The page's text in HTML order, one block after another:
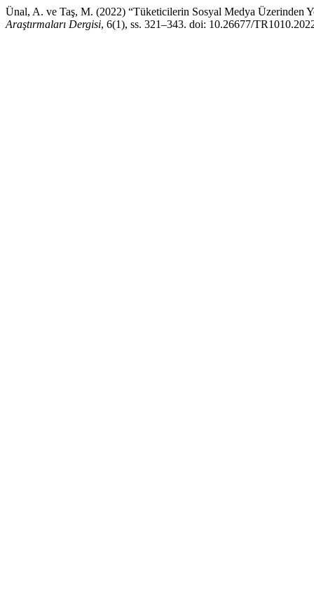
Ünal, A. ve Taş, M. (2022) “Tüketicilerin Sosyal Medya Üzerinden
Araştırmaları Dergisi, 6(1), ss. 321–343. doi: 10.26677/